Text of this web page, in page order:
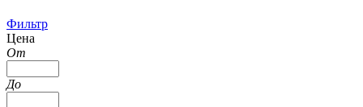
Фильтр
Цена
От
До